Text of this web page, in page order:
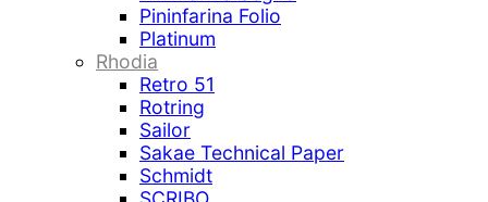
Pininfarina Folio
Platinum
Rhodia
Retro 51
Rotring
Sailor
Sakae Technical Paper
Schmidt